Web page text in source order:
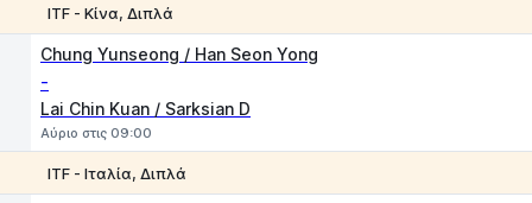
ITF - Κίνα, Διπλά
Chung Yunseong / Han Seon Yong
-
Lai Chin Kuan / Sarksian D
Αύριο στις 09:00
ITF - Ιταλία, Διπλά